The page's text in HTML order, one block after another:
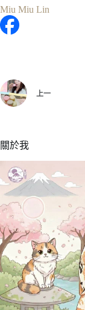
Miu Miu Lin
上一
關於我